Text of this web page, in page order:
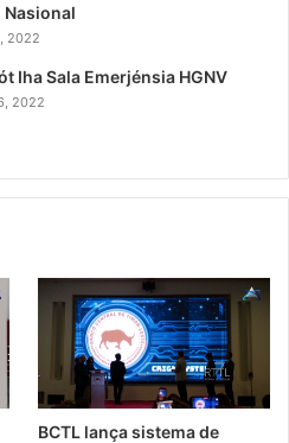
2022
Iha Sala Emerjénsia HGNV
2022
BCTL lança sistema de